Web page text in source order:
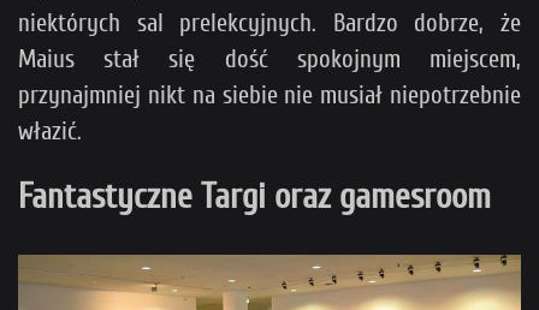
niektórych sal prelekcyjnych. Bardzo dobrze, że
Maius stał się dość spokojnym miejscem,
przynajmniej nikt na siebie nie musiał niepotrzebnie
włazić.
Fantastyczne Targi oraz gamesroom